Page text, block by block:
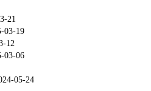
21
03-19
12
03-06
05-24